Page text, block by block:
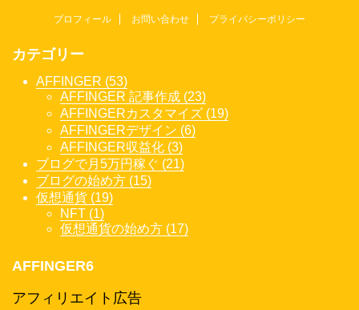
プロフィール お問い合わせ プライバシーポリシー
カテゴリー
AFFINGER (53)
AFFINGER 記事作成 (23)
AFFINGERカスタマイズ (19)
AFFINGERデザイン (6)
AFFINGER収益化 (3)
ブログで月5万円稼ぐ (21)
ブログの始め方 (15)
仮想通貨 (19)
NFT (1)
仮想通貨の始め方 (17)
AFFINGER6
アフィリエイト広告